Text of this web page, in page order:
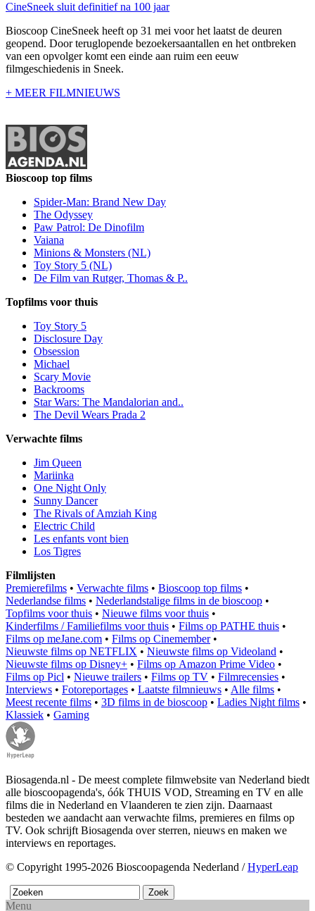
CineSneek sluit definitief na 100 jaar
Bioscoop CineSneek heeft op 31 mei voor het laatst de deuren
geopend. Door teruglopende bezoekersaantallen en het ontbreken
van een opvolger komt een einde aan ruim een eeuw
filmgeschiedenis in Sneek.
+ MEER FILMNIEUWS
Bioscoop top films
Spider-Man: Brand New Day
The Odyssey
Paw Patrol: De Dinofilm
Vaiana
Minions & Monsters (NL)
Toy Story 5 (NL)
De Film van Rutger, Thomas & P..
Topfilms voor thuis
Toy Story 5
Disclosure Day
Obsession
Michael
Scary Movie
Backrooms
Star Wars: The Mandalorian and..
The Devil Wears Prada 2
Verwachte films
Jim Queen
Mariinka
One Night Only
Sunny Dancer
The Rivals of Amziah King
Electric Child
Les enfants vont bien
Los Tigres
Filmlijsten
Premierefilms • Verwachte films • Bioscoop top films •
Nederlandse films • Nederlandstalige films in de bioscoop •
Topfilms voor thuis • Nieuwe films voor thuis •
Kinderfilms / Familiefilms voor thuis • Films op PATHE thuis •
Films op meJane.com • Films op Cinemember•
Nieuwste films op NETFLIX • Nieuwste films op Videoland •
Nieuwste films op Disney+ • Films op Amazon Prime Video •
Films op Picl • Nieuwe trailers • Films op TV • Filmrecensies •
Interviews • Fotoreportages • Laatste filmnieuws • Alle films •
Meest recente films • 3D films in de bioscoop • Ladies Night films •
Klassiek • Gaming
Biosagenda.nl - De meest complete filmwebsite van Nederland biedt
alle bioscoopagenda's, óók THUIS VOD, Streaming en TV en alle
films die in Nederland en Vlaanderen te zien zijn. Daarnaast
besteden we aandacht aan verwachte films, premieres en films op
TV. Ook schrijft Biosagenda over sterren, nieuws en maken we
interviews en reportages.
© Copyright 1995-2026 Bioscoopagenda Nederland /HyperLeap
Menu